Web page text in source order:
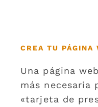
CREA TU PÁGINA
Una página
más necesaria
«tarjeta de